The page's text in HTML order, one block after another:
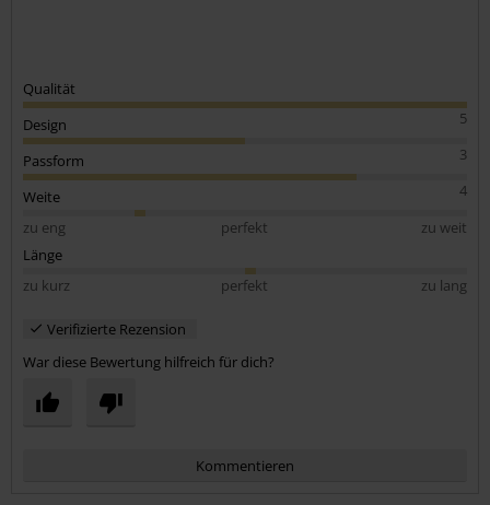
Qualität
5
Design
3
Passform
4
Weite
zu eng
perfekt
zu weit
Länge
zu kurz
perfekt zu lang
Verifizierte Rezension
War diese Bewertung hilfreich für dich?
Kommentieren